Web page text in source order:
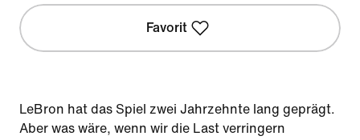
Favorit
LeBron hat das Spiel zwei Jahrzehnte lang geprägt.
Aber was wäre, wenn wir die Last verringern